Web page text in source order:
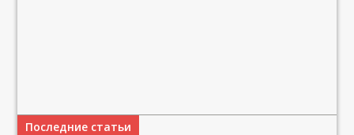
Последние статьи